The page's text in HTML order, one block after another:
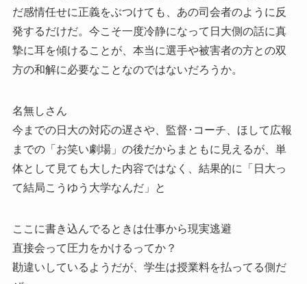
だ感情任せに正義をぶつけても、あの司会者のように反
発するだけだ。今こそ一度冷静になって日大側の話に真
摯に耳を傾けることが、本当に選手や被害者の方との双
方の和解に必要なことなのではないだろうか。
名無しさん
今までの日大の対応の遅さや、監督･コーチ、ほして広報
までの「お笑い劇場」の後だからまともに見えるが、単
体として見ても大した内容ではなく、結果的に「日大っ
て結局こうゆう大学なんだ」と
ここに書き込んでるときは仕事から現実逃避
直接会って圧力をかけるってか？
勘違いしているようだが、学生は授業料を払ってる側だ